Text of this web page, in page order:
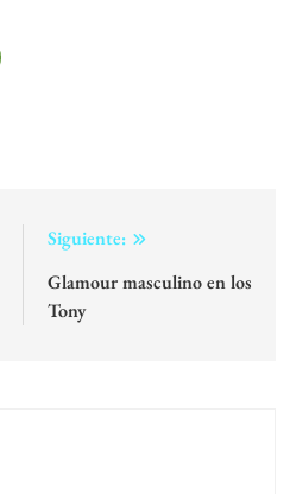
Siguiente:
Glamour masculino en los
Tony